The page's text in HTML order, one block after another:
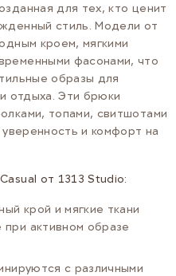
для тех, кто ценит
стиль. Модели от
кроем, мягкими
фасонами, что
образы для
отдыха. Эти брюки
топами, свитшотами
и комфорт на
от 1313 Studio:
крой и мягкие ткани
активном образе
с различными